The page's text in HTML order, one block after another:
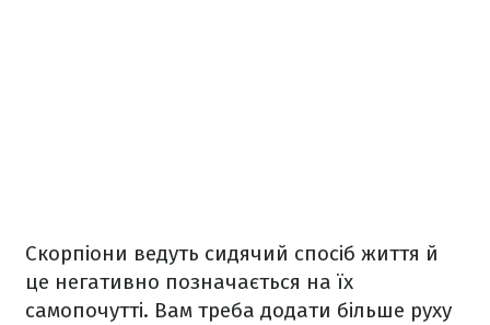
Скорпіони ведуть сидячий спосіб життя й
це негативно позначається на їх
самопочутті. Вам треба додати більше руху